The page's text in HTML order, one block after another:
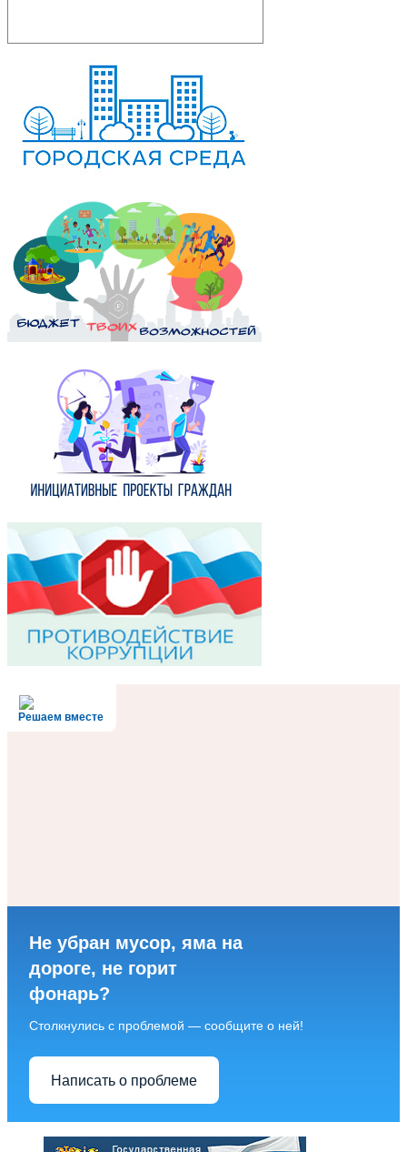
Решаем вместе
Не убран мусор, яма на
дороге, не горит
фонарь?
Столкнулись с проблемой — сообщите о ней!
Написать о проблеме